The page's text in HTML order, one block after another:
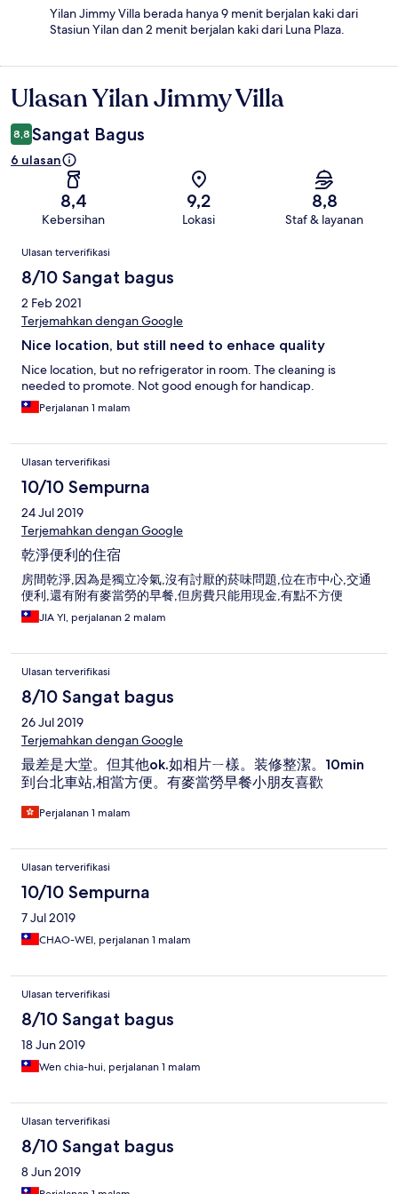
Yilan Jimmy Villa berada hanya 9 menit berjalan kaki dari
Stasiun Yilan dan 2 menit berjalan kaki dari Luna Plaza.
Ulasan
Ulasan Yilan Jimmy Villa
8,8 Sangat Bagus
6 ulasan
8,4
Kebersihan
9,2
Lokasi
8,8
Staf & layanan
Ulasan
Ulasan terverifikasi
8/10 Sangat bagus
2 Feb 2021
Terjemahkan dengan Google
Nice location, but still need to enhace quality
Nice location, but no refrigerator in room. The cleaning is
needed to promote. Not good enough for handicap.
Perjalanan 1 malam
Ulasan terverifikasi
10/10 Sempurna
24 Jul 2019
Terjemahkan dengan Google
乾淨便利的住宿
房間乾淨,因為是獨立冷氣,沒有討厭的菸味問題,位在市中心,交通
便利,還有附有麥當勞的早餐,但房費只能用現金,有點不方便
JIA YI, perjalanan 2 malam
Ulasan terverifikasi
8/10 Sangat bagus
26 Jul 2019
Terjemahkan dengan Google
最差是大堂。但其他ok.如相片ㄧ樣。装修整潔。10min
到台北車站,相當方便。有麥當勞早餐小朋友喜歡
Perjalanan 1 malam
Ulasan terverifikasi
10/10 Sempurna
7 Jul 2019
CHAO-WEI, perjalanan 1 malam
Ulasan terverifikasi
8/10 Sangat bagus
18 Jun 2019
Wen chia-hui, perjalanan 1 malam
Ulasan terverifikasi
8/10 Sangat bagus
8 Jun 2019